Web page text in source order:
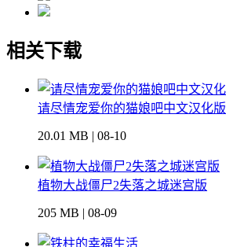
相关下载
请尽情宠爱你的猫娘吧中文汉化版
20.01 MB | 08-10
植物大战僵尸2失落之城迷宫版
205 MB | 08-09